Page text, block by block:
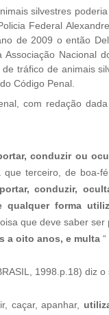
silvestres
Federal
de 2009 o então
Nacional
tráfico de animais
Código Penal.
com redação dada
conduzir ou
terceiro, de boa-
conduzir,
qualquer forma
que deve saber ser
a oito anos, e multa
1998.p.18) diz o
caçar, apanhar,